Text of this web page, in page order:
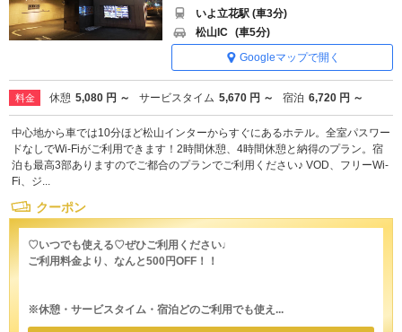
いよ立花駅 (車3分)
松山IC (車5分)
Googleマップで開く
料金 休憩 5,080 円 ～ サービスタイム 5,670 円 ～ 宿泊 6,720 円 ～
中心地から車では10分ほど松山インターからすぐにあるホテル。全室パスワー
ドなしでWi-Fiがご利用できます！2時間休憩、4時間休憩と納得のプラン。宿
泊も最高3部ありますのでご都合のプランでご利用ください♪ VOD、フリーWi-
Fi、ジ...
クーポン
♡いつでも使える♡ぜひご利用ください♩
ご利用料金より、なんと500円OFF！！
※休憩・サービスタイム・宿泊どのご利用でも使え...